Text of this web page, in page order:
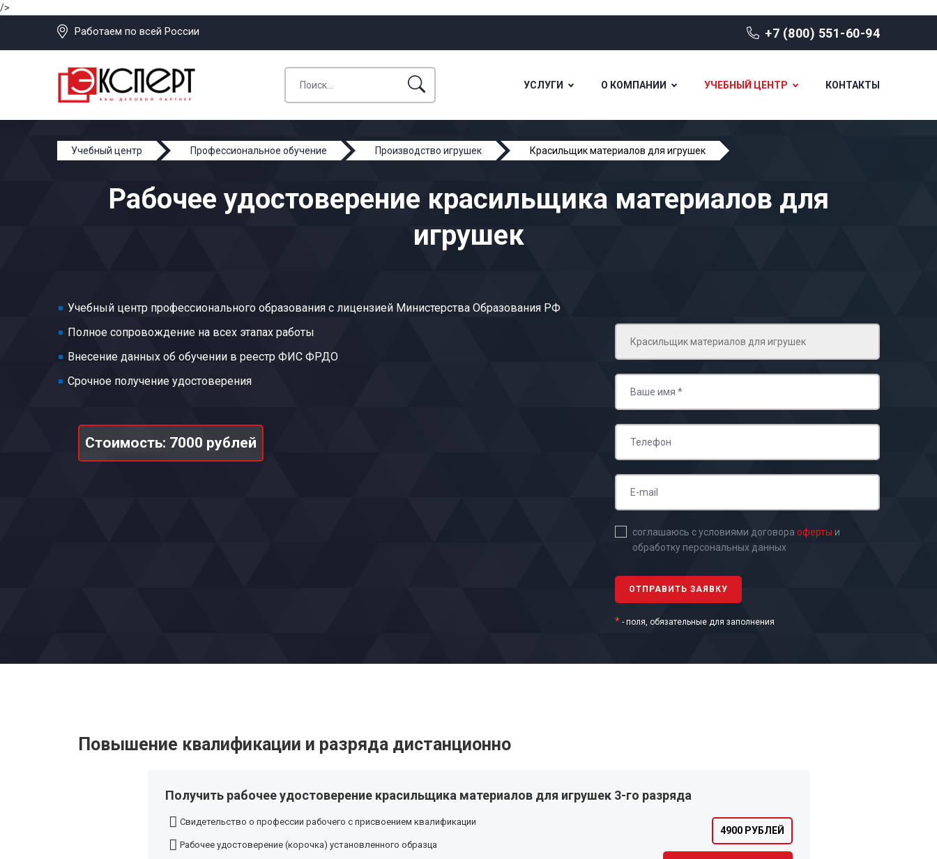
/>
Работаем по всей России +7 (800) 551-60-94
УСЛУГИ О КОМПАНИИ УЧЕБНЫЙ ЦЕНТР КОНТАКТЫ
Учебный центр Профессиональное обучение Производство игрушек Красильщик материалов для игрушек
Рабочее удостоверение красильщика материалов для
игрушек
Учебный центр профессионального образования с лицензией Министерства Образования РФ
Полное сопровождение на всех этапах работы
Внесение данных об обучении в реестр ФИС ФРДО
Срочное получение удостоверения
Стоимость: 7000 рублей
соглашаюсь с условиями договора оферты и
обработку персональных данных
* - поля, обязательные для заполнения
Повышение квалификации и разряда дистанционно
Получить рабочее удостоверение красильщика материалов для игрушек 3-го разряда
Свидетельство о профессии рабочего с присвоением квалификации
Рабочее удостоверение (корочка) установленного образца
4900 РУБЛЕЙ